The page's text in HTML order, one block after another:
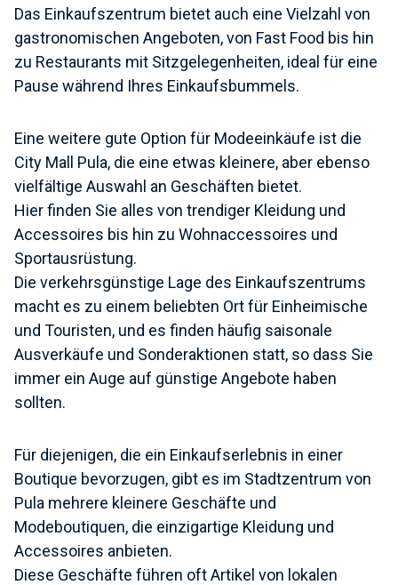
Das Einkaufszentrum bietet auch eine Vielzahl von
gastronomischen Angeboten, von Fast Food bis hin
zu Restaurants mit Sitzgelegenheiten, ideal für eine
Pause während Ihres Einkaufsbummels.
Eine weitere gute Option für Modeeinkäufe ist die
City Mall Pula, die eine etwas kleinere, aber ebenso
vielfältige Auswahl an Geschäften bietet.
Hier finden Sie alles von trendiger Kleidung und
Accessoires bis hin zu Wohnaccessoires und
Sportausrüstung.
Die verkehrsgünstige Lage des Einkaufszentrums
macht es zu einem beliebten Ort für Einheimische
und Touristen, und es finden häufig saisonale
Ausverkäufe und Sonderaktionen statt, so dass Sie
immer ein Auge auf günstige Angebote haben
sollten.
Für diejenigen, die ein Einkaufserlebnis in einer
Boutique bevorzugen, gibt es im Stadtzentrum von
Pula mehrere kleinere Geschäfte und
Modeboutiquen, die einzigartige Kleidung und
Accessoires anbieten.
Diese Geschäfte führen oft Artikel von lokalen